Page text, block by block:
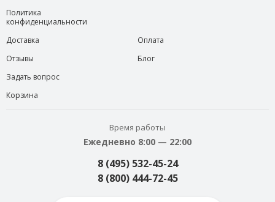
Политика
конфиденциальности
Доставка
Отзывы
Задать вопрос
Корзина
Оплата
Блог
Время работы
Ежедневно 8:00 — 22:00
8 (495) 532-45-24
8 (800) 444-72-45